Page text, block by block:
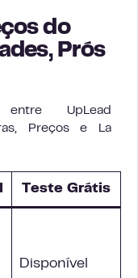
do
Prós
UpLead
Preços e La
Teste Grátis
Disponível